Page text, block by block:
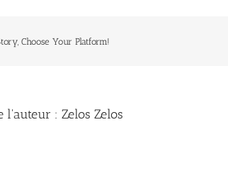
Choose Your Platform!
l'auteur : Zelos Zelos